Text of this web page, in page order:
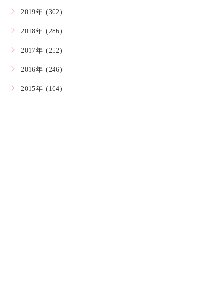
2019年 (302)
2018年 (286)
2017年 (252)
2016年 (246)
2015年 (164)